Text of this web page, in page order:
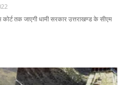
तक जाएगी धामी सरकार उत्तराखण्ड के सीएम